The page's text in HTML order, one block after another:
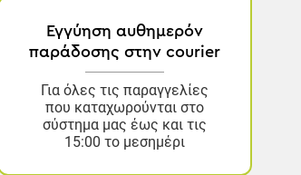
Εγγύηση αυθημερόν
παράδοσης στην courier
Για όλες τις παραγγελίες
που καταχωρούνται στο
σύστημα μας έως και τις
15:00 το μεσημέρι